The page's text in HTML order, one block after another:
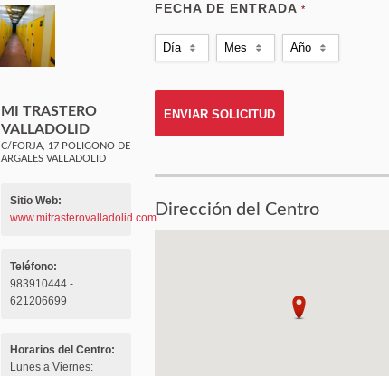
MI TRASTERO
VALLADOLID
C/FORJA, 17 POLIGONO DE
ARGALES VALLADOLID
Sitio Web:
www.mitrasterovalladolid.com
Teléfono:
983910444 -
621206699
Horarios del Centro:
Lunes a Viernes:
FECHA DE ENTRADA *
Día Mes Año
Dirección del Centro